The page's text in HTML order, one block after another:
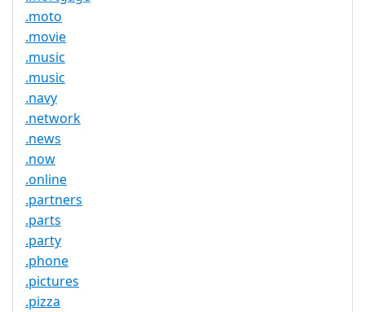
.moto
.movie
.music
.music
.navy
.network
.news
.now
.online
.partners
.parts
.party
.phone
.pictures
.pizza